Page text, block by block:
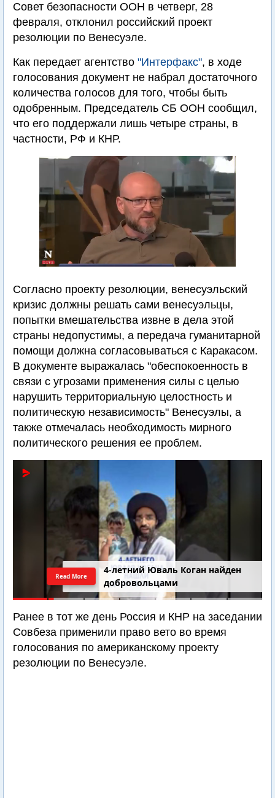
Совет безопасности ООН в четверг, 28
февраля, отклонил российский проект
резолюции по Венесуэле.
Как передает агентство "Интерфакс", в ходе
голосования документ не набрал достаточного
количества голосов для того, чтобы быть
одобренным. Председатель СБ ООН сообщил,
что его поддержали лишь четыре страны, в
частности, РФ и КНР.
Согласно проекту резолюции, венесуэльский
кризис должны решать сами венесуэльцы,
попытки вмешательства извне в дела этой
страны недопустимы, а передача гуманитарной
помощи должна согласовываться с Каракасом.
В документе выражалась "обеспокоенность в
связи с угрозами применения силы с целью
нарушить территориальную целостность и
политическую независимость" Венесуэлы, а
также отмечалась необходимость мирного
политического решения ее проблем.
4-летний Юваль Коган найден
добровольцами
Read More
Ранее в тот же день Россия и КНР на заседании
Совбеза применили право вето во время
голосования по американскому проекту
резолюции по Венесуэле.